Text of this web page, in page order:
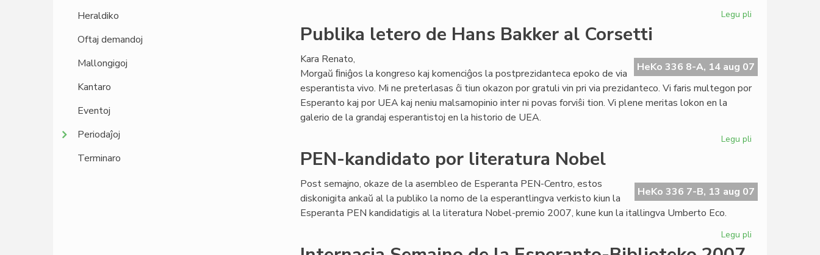
Legu pli
esperanta
literaturo
Publika letero de Hans Bakker al Corsetti
HeKo 336 8-A, 14 aug 07
Kara Renato,
Morgaŭ ﬁniĝos la kongreso kaj komenciĝos la postprezidanteca epoko de via
esperantista vivo. Mi ne preterlasas ĉi tiun okazon por gratuli vin pri via prezidanteco. Vi faris multegon por
Esperanto kaj por UEA kaj neniu malsamopinio inter ni povas forviŝi tion. Vi plene meritas lokon en la
galerio de la grandaj esperantistoj en la historio de UEA.
Legu pli
Hans
Bakker
PEN-kandidato por literatura Nobel
HeKo 336 7-B, 13 aug 07
Post semajno, okaze de la asembleo de Esperanta PEN-Centro, estos
diskonigita ankaŭ al la publiko la nomo de la esperantlingva verkisto kiun la
Esperanta PEN kandidatigis al la literatura Nobel-premio 2007, kune kun la itallingva Umberto Eco.
Legu pli
Heraldiko
Oftaj demandoj
Mallongigoj
Kantaro
Eventoj
Periodaĵoj
Terminaro